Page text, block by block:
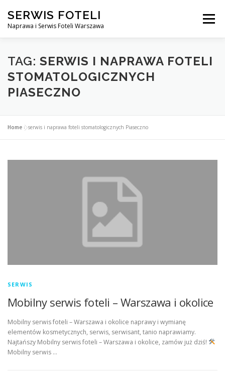
treści
SERWIS FOTELI
Naprawa i Serwis Foteli Warszawa
Menu
NAPRAWA FOTELI DENTYSTYCZNE I MEDYCZNE
CENNIK USŁUG
TAG: SERWIS I NAPRAWA FOTELI
STOMATOLOGICZNYCH
PIASECZNO
Home »serwis i naprawa foteli stomatologicznych Piaseczno
SERWIS
Mobilny serwis foteli – Warszawa i okolice
Mobilny serwis foteli – Warszawa i okolice naprawy i wymianę
elementów kosmetycznych, serwis, serwisant, tanio naprawiamy.
Najtańszy Mobilny serwis foteli – Warszawa i okolice, zamów już dziś!
Mobilny serwis …